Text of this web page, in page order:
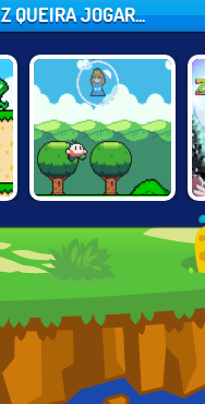
QUEIRA JOGAR...
BOY